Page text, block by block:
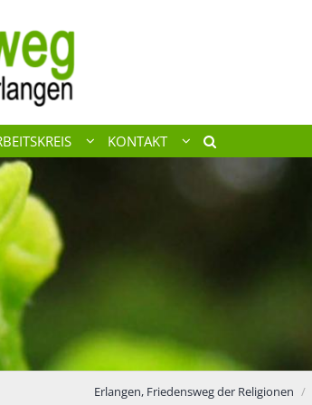
KONTAKT
Erlangen, Friedensweg der Religionen